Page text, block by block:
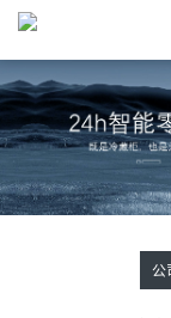
公